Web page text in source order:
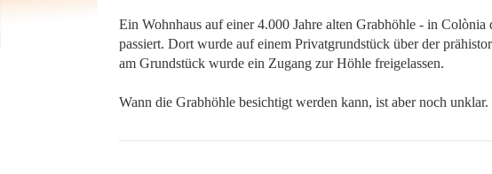
Ein Wohnhaus auf einer 4.000 Jahre alten Grabhöhle - in Colònia
passiert. Dort wurde auf einem Privatgrundstück über der
am Grundstück wurde ein Zugang zur Höhle freigelassen.
Wann die Grabhöhle besichtigt werden kann, ist aber noch unklar.